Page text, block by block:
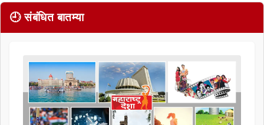
🕘 संबंधित बातम्या